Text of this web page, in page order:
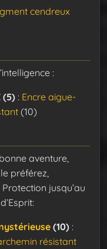
cendreux
:
(5) : Encre aigue-
(10)
aventure,
préférez,
jusqu’au
(10) :
résistant